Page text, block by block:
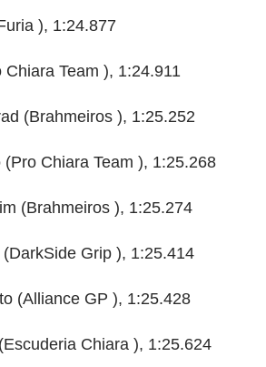
), 1:24.877
Team ), 1:24.911
(Brahmeiros ), 1:25.252
Chiara Team ), 1:25.268
(Brahmeiros ), 1:25.274
Grip ), 1:25.414
(Alliance GP ), 1:25.428
Chiara ), 1:25.624